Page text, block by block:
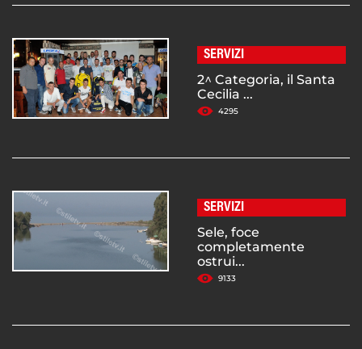
SERVIZI
2^ Categoria, il Santa
Cecilia ...
4295
SERVIZI
Sele, foce
completamente
ostrui...
9133